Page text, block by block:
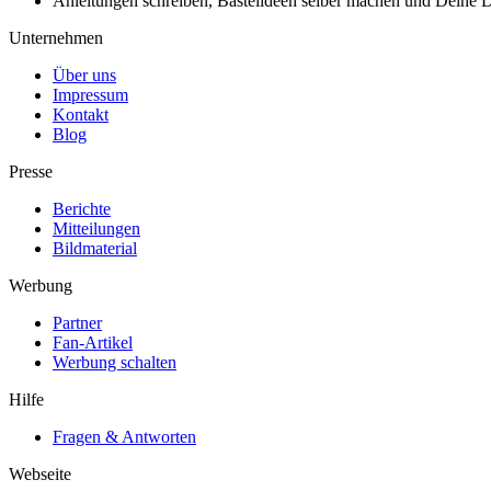
Unternehmen
Über uns
Impressum
Kontakt
Blog
Presse
Berichte
Mitteilungen
Bildmaterial
Werbung
Partner
Fan-Artikel
Werbung schalten
Hilfe
Fragen & Antworten
Webseite